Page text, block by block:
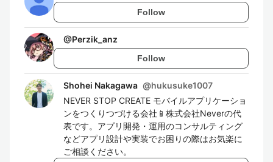
Follow
@Perzik_anz
Follow
Shohei Nakagawa @hukusuke1007
NEVER STOP CREATE モバイルアプリケーショ
ンをつくりつづける会社📱株式会社Neverの代
表です。アプリ開発・運用のコンサルティング
などアプリ設計や実装でお困りの際はお気楽に
ご相談ください。